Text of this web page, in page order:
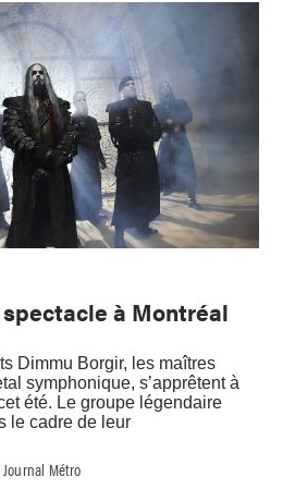
à Montréal
Dimmu Borgir, les maîtres
symphonique, s’apprêtent à
été. Le groupe légendaire
le cadre de leur
Métro